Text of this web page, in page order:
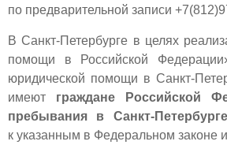
по предварительной записи
В Санкт‑Петербурге в целях
помощи в Российской
юридической помощи в
имеют граждане Российской
пребывания в Санкт‑Петербурге
к указанным в Федеральном законе